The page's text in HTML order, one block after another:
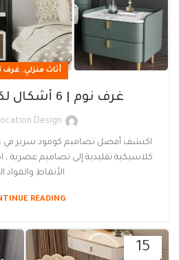
أثاث منزلي, غرف
غرف نوم | 6 أشكال لكومود السرير
Design
اكتشف أفضل تصاميم كومود سرير في
كلاسيكية تقليدية إلى تصاميم عصرية
الأنماط والمواد
READING
15